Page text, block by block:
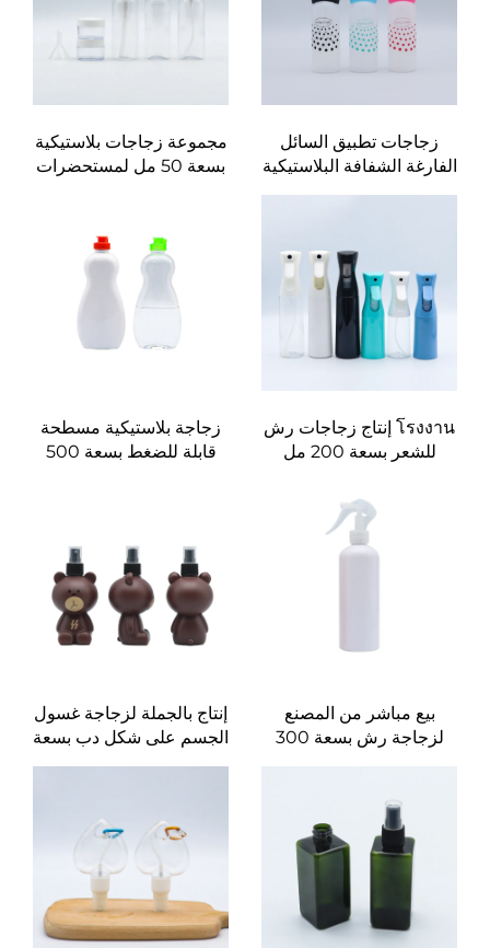
زجاجات تطبيق السائل
الفارغة الشفافة البلاستيكية
180 مل قابلة للضغط
الزيوت والأصباغ
مجموعة زجاجات بلاستيكية
بسعة 50 مل لمستحضرات
الشركات المصنعة
للمستلزمات الأساسية
للعناية أثناء السفر
โรงงาน إنتاج زجاجات رش
للشعر بسعة 200 مل
تصفيف الشعر لمصففي
الشعر ومحال التجميل،
رشاش مائي
زجاجة بلاستيكية مسطحة
قابلة للضغط بسعة 500
الصابون الصحوني
ومستلزمات العناية
بالحيوانات الأليفة
بيع مباشر من المصنع
لزجاجة رش بسعة 300
زجاجة بلاستيكية شفافة من
مادة الـ PET
إنتاج بالجملة لزجاجة غسول
الجسم على شكل دب بسعة
220 مل، زجاجة شامبو